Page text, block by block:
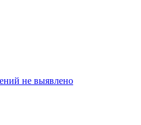
не выявлено